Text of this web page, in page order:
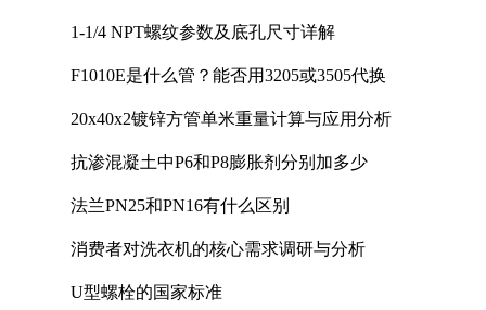
1-1/4 NPT螺纹参数及底孔尺寸详解
F1010E是什么管？能否用3205或3505代换
20x40x2镀锌方管单米重量计算与应用分析
抗渗混凝土中P6和P8膨胀剂分别加多少
法兰PN25和PN16有什么区别
消费者对洗衣机的核心需求调研与分析
U型螺栓的国家标准